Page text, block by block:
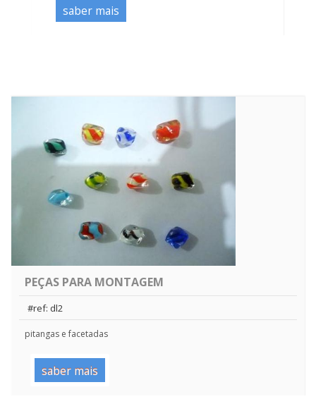
saber mais
PEÇAS PARA MONTAGEM
#ref: dl2
pitangas e facetadas
saber mais